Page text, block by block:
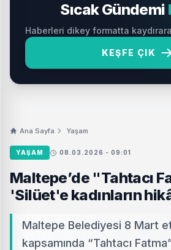
Sıcak Gündemi
Haberleri dikey formatta
KEŞFE ÇIK
Ana Sayfa Yaşam
YAŞAM 08.03.2026 - 09:01
Maltepe’de "Tahtacı
'Silüet'e kadınların
Maltepe Belediyesi 8 Mart
kapsamında “Tahtacı